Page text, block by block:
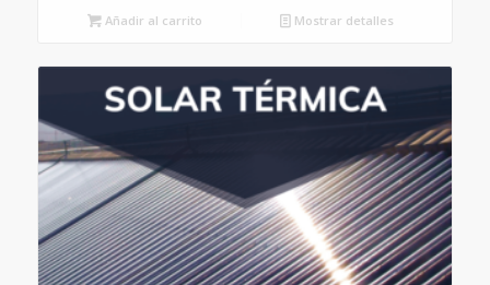
Añadir al carrito Mostrar detalles